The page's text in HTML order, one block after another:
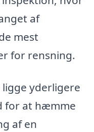
af
mest
for rensning.
yderligere
for at hæmme
af en